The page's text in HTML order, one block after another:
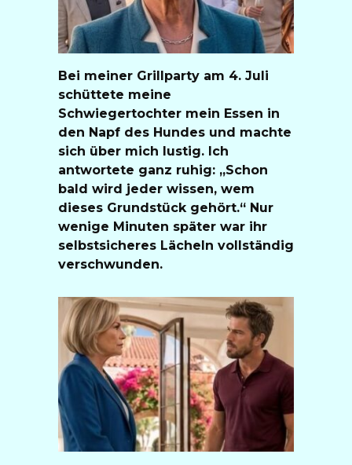
Bei meiner Grillparty am 4. Juli
schüttete meine
Schwiegertochter mein Essen in
den Napf des Hundes und machte
sich über mich lustig. Ich
antwortete ganz ruhig: „Schon
bald wird jeder wissen, wem
dieses Grundstück gehört.“ Nur
wenige Minuten später war ihr
selbstsicheres Lächeln vollständig
verschwunden.